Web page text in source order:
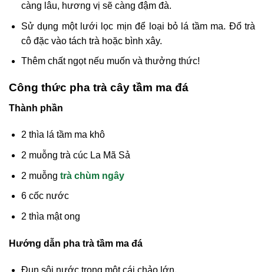
càng lâu, hương vị sẽ càng đậm đà.
Sử dụng một lưới lọc mịn để loại bỏ lá tầm ma. Đổ trà
cô đặc vào tách trà hoặc bình xây.
Thêm chất ngọt nếu muốn và thưởng thức!
Công thức pha trà cây tầm ma đá
Thành phần
2 thìa lá tầm ma khô
2 muỗng trà cúc La Mã Sả
2 muỗng trà chùm ngây
6 cốc nước
2 thìa mật ong
Hướng dẫn pha trà tầm ma đá